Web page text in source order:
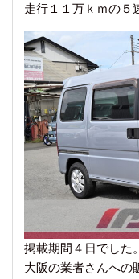
走行１１万ｋｍの５
掲載期間４日でした。
大阪の業者さんへの